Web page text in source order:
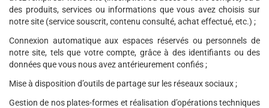
des produits, services ou informations que vous avez choisis sur
notre site (service souscrit, contenu consulté, achat effectué, etc.) ;
Connexion automatique aux espaces réservés ou personnels de
notre site, tels que votre compte, grâce à des identifiants ou des
données que vous nous avez antérieurement confiés ;
Mise à disposition d’outils de partage sur les réseaux sociaux ;
Gestion de nos plates-formes et réalisation d’opérations techniques